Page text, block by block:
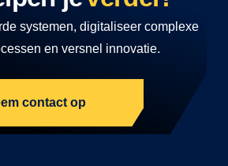
systemen, digitaliseer complexe
en versnel innovatie.
contact op